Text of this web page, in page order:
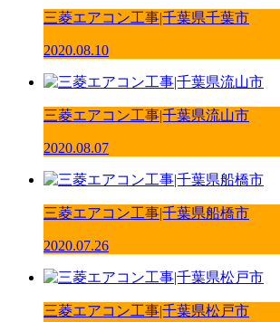
三菱エアコン工事|千葉県千葉市
2020.08.10
三菱エアコン工事|千葉県流山市
2020.08.07
三菱エアコン工事|千葉県船橋市
2020.07.26
三菱エアコン工事|千葉県松戸市